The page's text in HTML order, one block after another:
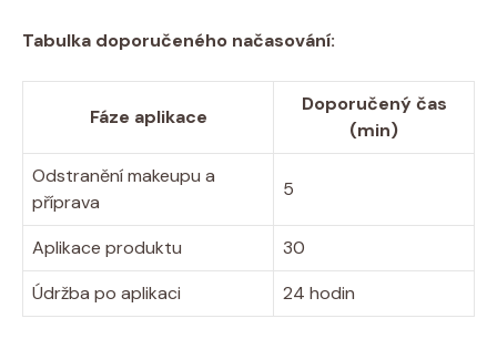
Tabulka doporučeného načasování:
Fáze aplikace
Doporučený čas
(min)
Odstranění makeupu a
příprava
5
Aplikace produktu
30
Údržba po aplikaci
24 hodin